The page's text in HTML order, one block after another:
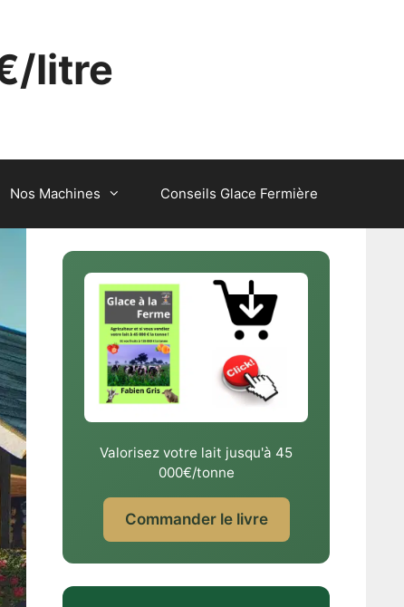
litre
Nos Machines Conseils Glace Fermière
Valorisez votre lait jusqu'à 45
000€/tonne
Commander le livre